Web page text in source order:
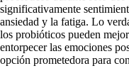
significativamente
ansiedad y la fatiga. Lo
los probióticos pueden
entorpecer las emociones
opción prometedora para